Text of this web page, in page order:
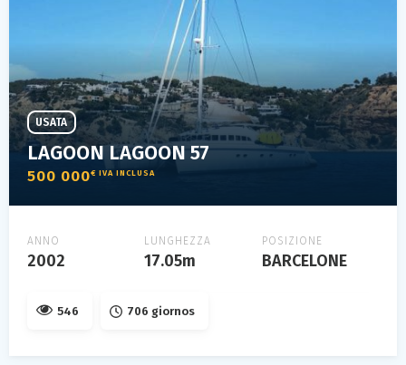
LAGOON LAGOON 57
500 000€ IVA INCLUSA
USATA
ANNO
2002
LUNGHEZZA
17.05m
POSIZIONE
BARCELONE
546 706 giornos